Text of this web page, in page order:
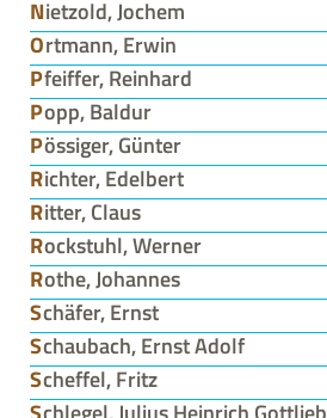
Nietzold, Jochem
Ortmann, Erwin
Pfeiffer, Reinhard
Popp, Baldur
Pössiger, Günter
Richter, Edelbert
Ritter, Claus
Rockstuhl, Werner
Rothe, Johannes
Schäfer, Ernst
Schaubach, Ernst Adolf
Scheffel, Fritz